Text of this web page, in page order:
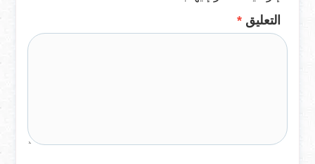
التعليق *